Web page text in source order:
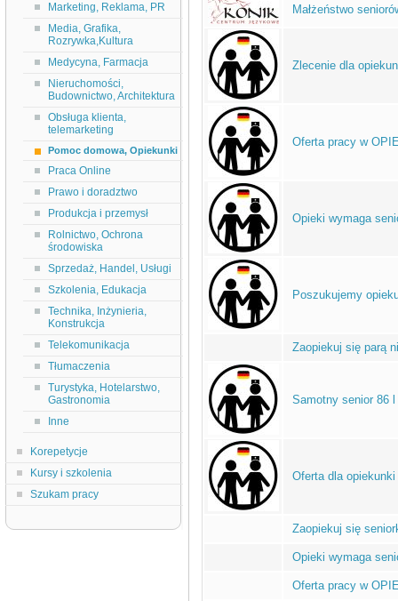
Marketing, Reklama, PR
Media, Grafika,
Rozrywka,Kultura
Medycyna, Farmacja
Nieruchomości,
Budownictwo, Architektura
Obsługa klienta,
telemarketing
Pomoc domowa, Opiekunki
Praca Online
Prawo i doradztwo
Produkcja i przemysł
Rolnictwo, Ochrona
środowiska
Sprzedaż, Handel, Usługi
Szkolenia, Edukacja
Technika, Inżynieria,
Konstrukcja
Telekomunikacja
Tłumaczenia
Turystyka, Hotelarstwo,
Gastronomia
Inne
Korepetycje
Kursy i szkolenia
Szukam pracy
Małżeństwo
Zlecenie dla
Oferta pracy w
Opieki wymaga
Poszukujemy
Zaopiekuj się parą
Samotny senior 86 l
Oferta dla
Zaopiekuj się
Opieki wymaga
Oferta pracy w